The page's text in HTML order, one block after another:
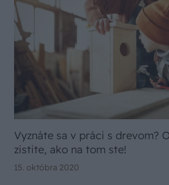
Vyznáte sa v práci s drevom?
zistite, ako na tom ste!
15. októbra 2020